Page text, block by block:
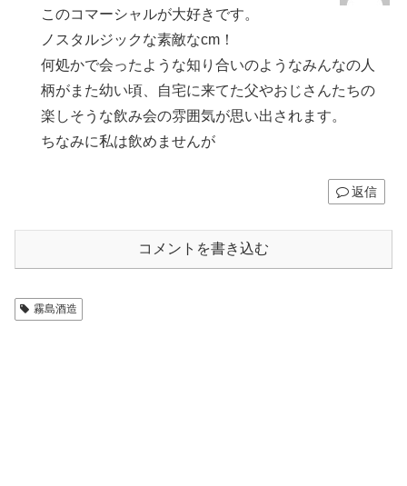
このコマーシャルが大好きです。
ノスタルジックな素敵なcm！
何処かで会ったような知り合いのようなみんなの人
柄がまた幼い頃、自宅に来てた父やおじさんたちの
楽しそうな飲み会の雰囲気が思い出されます。
ちなみに私は飲めませんが
返信
コメントを書き込む
霧島酒造